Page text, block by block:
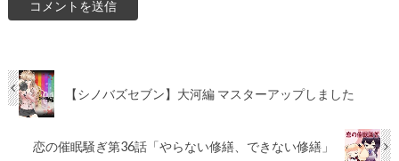
【シノバズセブン】大河編 マスターアップしました
恋の催眠騒ぎ第36話「やらない修繕、できない修繕」